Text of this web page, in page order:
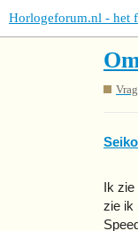
Horlogeforum.nl - het
Ik zie
zie ik